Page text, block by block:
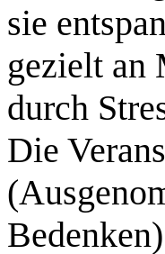
sie
gezielt an
durch
Die